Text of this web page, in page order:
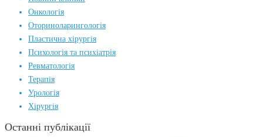
Онкологія
Оториноларингологія
Пластична хірургія
Психологія та психіатрія
Ревматологія
Терапія
Урологія
Хірургія
Останні публікації